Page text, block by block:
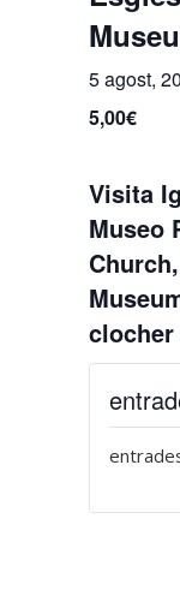
5 agost,
5,00€
Visita
Museo